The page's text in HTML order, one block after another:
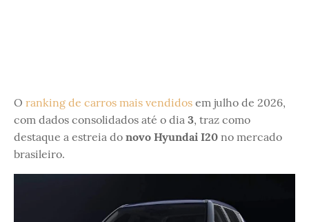
O ranking de carros mais vendidos em julho de 2026,
com dados consolidados até o dia 3, traz como
destaque a estreia do novo Hyundai I20 no mercado
brasileiro.